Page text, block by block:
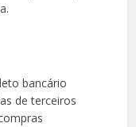
bancário
de terceiros